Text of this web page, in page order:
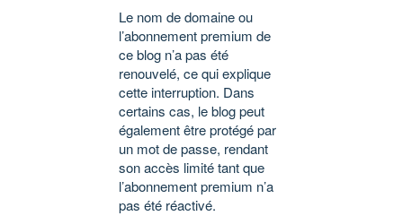
Le nom de domaine ou
l’abonnement premium de
ce blog n’a pas été
renouvelé, ce qui explique
cette interruption. Dans
certains cas, le blog peut
également être protégé par
un mot de passe, rendant
son accès limité tant que
l’abonnement premium n’a
pas été réactivé.